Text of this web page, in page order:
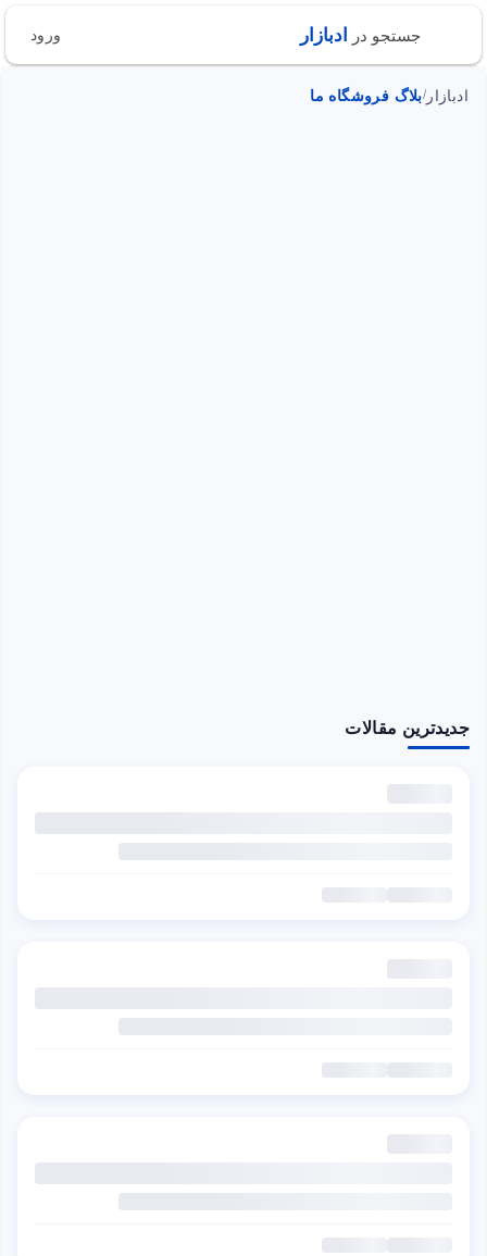
جستجو در ادبازار ورود
ادبازار /بلاگ فروشگاه ما
جدیدترین مقالات